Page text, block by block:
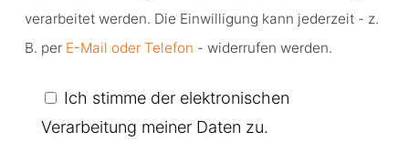
continue.
verarbeitet werden. Die Einwilligung kann jederzeit - z.
B. per E-Mail oder Telefon - widerrufen werden.
Ich stimme der elektronischen
Verarbeitung meiner Daten zu.